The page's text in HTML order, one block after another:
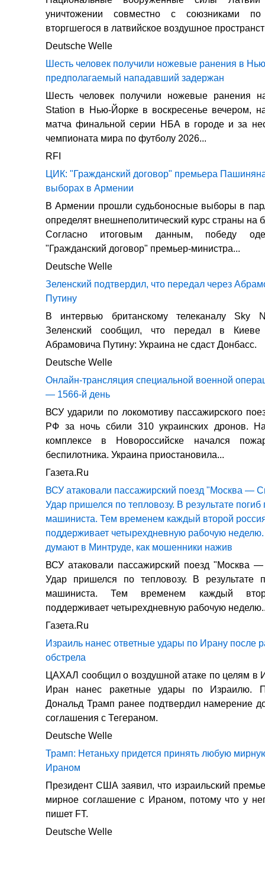
уничтожении совместно с союзниками
вторгшегося в латвийское воздушное
Deutsche Welle
Шесть человек получили ножевые ранения в
предполагаемый нападавший задержан
Шесть человек получили ножевые ранения
Station в Нью-Йорке в воскресенье вечером,
матча финальной серии НБА в городе и за
чемпионата мира по футболу 2026...
RFI
ЦИК: "Гражданский договор" премьера
выборах в Армении
В Армении прошли судьбоносные выборы в
определят внешнеполитический курс страны на
Согласно итоговым данным, победу
"Гражданский договор" премьер-министра...
Deutsche Welle
Зеленский подтвердил, что передал через
Путину
В интервью британскому телеканалу Sky
Зеленский сообщил, что передал в
Абрамовича Путину: Украина не сдаст Донбасс.
Deutsche Welle
Онлайн-трансляция специальной военной
— 1566-й день
ВСУ ударили по локомотиву пассажирского
РФ за ночь сбили 310 украинских дронов.
комплексе в Новороссийске начался
беспилотника. Украина приостановила...
Газета.Ru
ВСУ атаковали пассажирский поезд "Москва —
Удар пришелся по тепловозу. В результате
машиниста. Тем временем каждый второй
поддерживает четырехдневную рабочую
думают в Минтруде, как мошенники нажив
ВСУ атаковали пассажирский поезд "Москва
Удар пришелся по тепловозу. В результате
машиниста. Тем временем каждый
поддерживает четырехдневную рабочую
Газета.Ru
Израиль нанес ответные удары по Ирану после
обстрела
ЦАХАЛ сообщил о воздушной атаке по целям в
Иран нанес ракетные удары по Израилю.
Дональд Трамп ранее подтвердил намерение
соглашения с Тегераном.
Deutsche Welle
Трамп: Нетаньху придется принять любую
Ираном
Президент США заявил, что израильский
мирное соглашение с Ираном, потому что у
пишет FT.
Deutsche Welle